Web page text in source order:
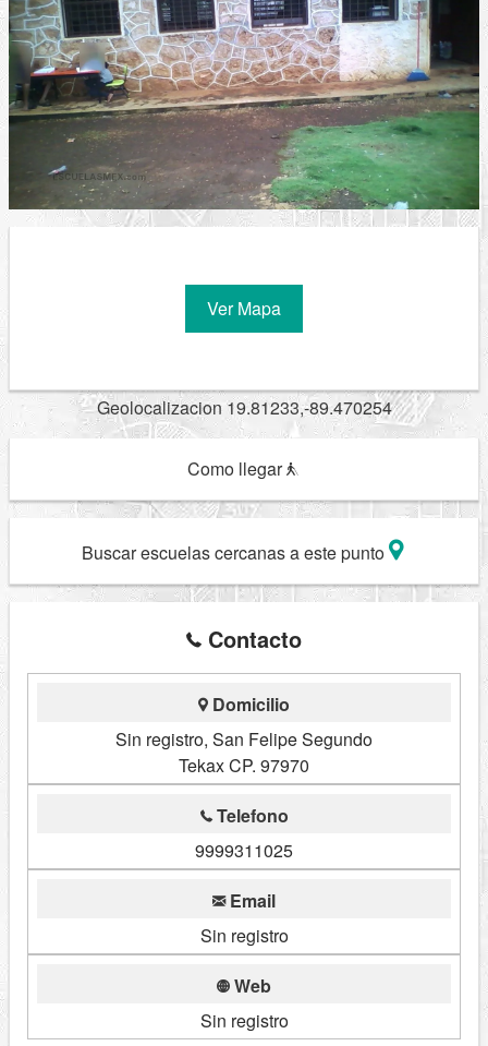
Ver Mapa
Geolocalizacion 19.81233,-89.470254
Como llegar
Buscar escuelas cercanas a este punto
Contacto
Domicilio
Sin registro, San Felipe Segundo
Tekax CP. 97970
Telefono
9999311025
Email
Sin registro
Web
Sin registro